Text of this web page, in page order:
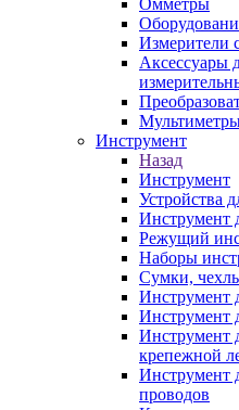
Омметры
Измерители
Аксессуары
Инструмент
Назад
Инструмент
Устройства
Инструмент
Режущий
Наборы
Сумки,
Инструмент
Инструмент
Инструмент
крепежной
Инструмент
проводов